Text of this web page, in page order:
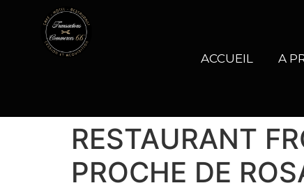
ACCUEIL A
RESTAURANT
PROCHE DE